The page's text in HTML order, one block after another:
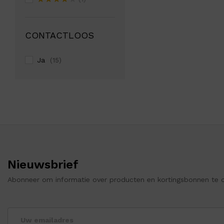
CONTACTLOOS
Ja (15)
Nieuwsbrief
Abonneer om informatie over producten en kortingsbonnen te